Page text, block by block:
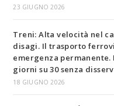
23 GIUGNO 2026
Treni: Alta velocità nel
disagi. Il trasporto
emergenza
giorni su 30 senza
18 GIUGNO 2026